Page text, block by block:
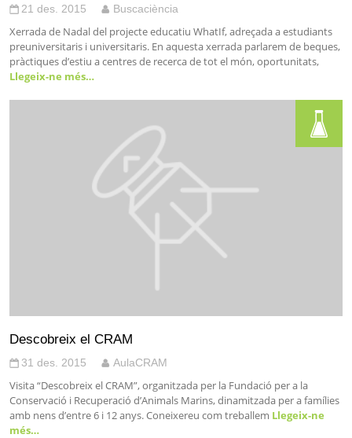
21 des. 2015 Buscaciència
Xerrada de Nadal del projecte educatiu WhatIf, adreçada a estudiants
preuniversitaris i universitaris. En aquesta xerrada parlarem de beques,
pràctiques d’estiu a centres de recerca de tot el món, oportunitats,
Llegeix-ne més…
Descobreix el CRAM
31 des. 2015 AulaCRAM
Visita “Descobreix el CRAM”, organitzada per la Fundació per a la
Conservació i Recuperació d’Animals Marins, dinamitzada per a famílies
amb nens d’entre 6 i 12 anys. Coneixereu com treballem Llegeix-ne
més…